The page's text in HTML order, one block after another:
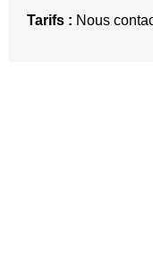
Tarifs : Nous